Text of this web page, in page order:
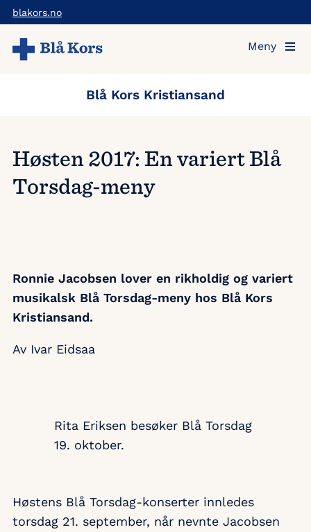
Hopp
til
hovedinnholdet
blakors.no
Meny
Blå Kors Kristiansand
Høsten 2017: En variert Blå
Torsdag-meny
Ronnie Jacobsen lover en rikholdig og variert
musikalsk Blå Torsdag-meny hos Blå Kors
Kristiansand.
Av Ivar Eidsaa
Rita Eriksen besøker Blå Torsdag
19. oktober.
Høstens Blå Torsdag-konserter innledes
torsdag 21. september, når nevnte Jacobsen